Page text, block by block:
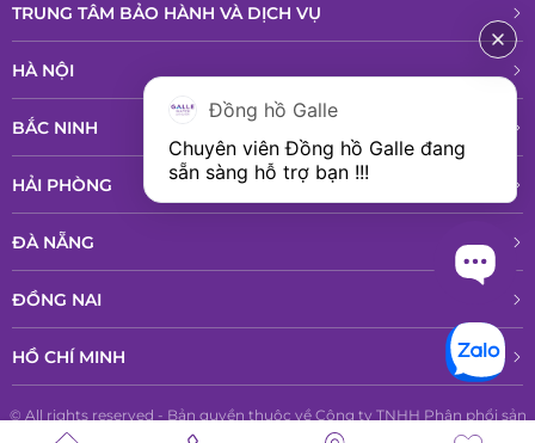
TRUNG TÂM BẢO HÀNH VÀ DỊCH VỤ
HÀ NỘI
BẮC NINH
HẢI PHÒNG
ĐÀ NẴNG
ĐỒNG NAI
HỒ CHÍ MINH
© All rights reserved - Bản quyền thuộc về Công ty TNHH Phân phổi sản
phẩm cao cấp LPD
Đồng hồ Galle
Chuyên viên Đồng hồ Galle đang
sẵn sàng hỗ trợ bạn !!!